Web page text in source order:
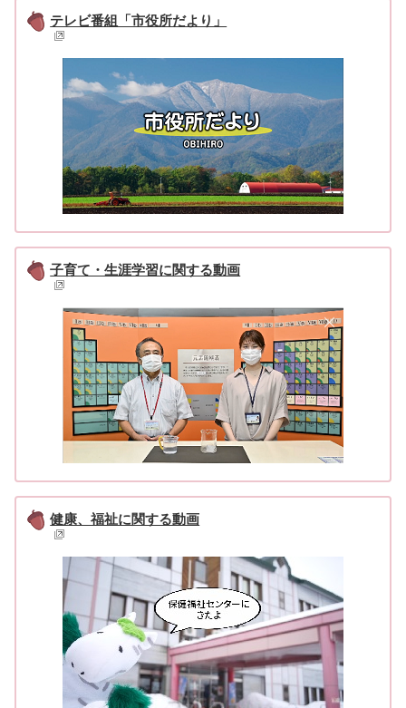
テレビ番組「市役所だより」
子育て・生涯学習に関する動画
健康、福祉に関する動画